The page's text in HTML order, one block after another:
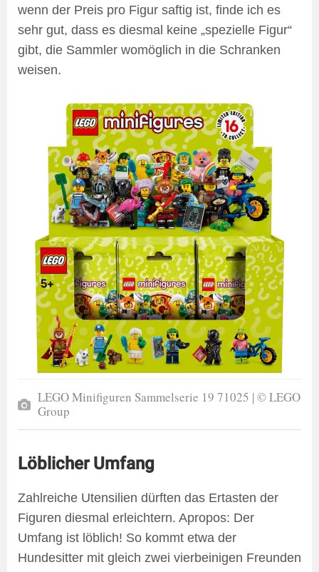
wenn der Preis pro Figur saftig ist, finde ich es
sehr gut, dass es diesmal keine „spezielle Figur“
gibt, die Sammler womöglich in die Schranken
weisen.
LEGO Minifiguren Sammelserie 19 71025 | © LEGO
Group
Löblicher Umfang
Zahlreiche Utensilien dürften das Ertasten der
Figuren diesmal erleichtern. Apropos: Der
Umfang ist löblich! So kommt etwa der
Hundesitter mit gleich zwei vierbeinigen Freunden